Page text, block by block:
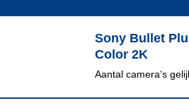
Sony Bullet
Color 2K
Aantal camera’s